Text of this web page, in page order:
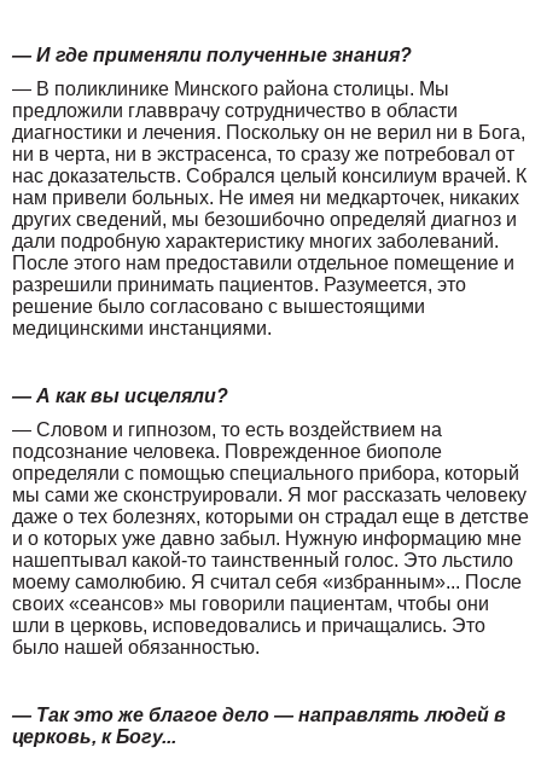
— И где применяли полученные знания?
— В поликлинике Минского района столицы. Мы
предложили главврачу сотрудничество в области
диагностики и лечения. Поскольку он не верил ни в Бога,
ни в черта, ни в экстрасенса, то сразу же потребовал от
нас доказательств. Собрался целый консилиум врачей. К
нам привели больных. Не имея ни медкарточек, никаких
других сведений, мы безошибочно определяй диагноз и
дали подробную характеристику многих заболеваний.
После этого нам предоставили отдельное помещение и
разрешили принимать пациентов. Разумеется, это
решение было согласовано с вышестоящими
медицинскими инстанциями.
— А как вы исцеляли?
— Словом и гипнозом, то есть воздействием на
подсознание человека. Поврежденное биополе
определяли с помощью специального прибора, который
мы сами же сконструировали. Я мог рассказать человеку
даже о тех болезнях, которыми он страдал еще в детстве
и о которых уже давно забыл. Нужную информацию мне
нашептывал какой-то таинственный голос. Это льстило
моему самолюбию. Я считал себя «избранным»... После
своих «сеансов» мы говорили пациентам, чтобы они
шли в церковь, исповедовались и причащались. Это
было нашей обязанностью.
— Так это же благое дело — направлять людей в
церковь, к Богу...